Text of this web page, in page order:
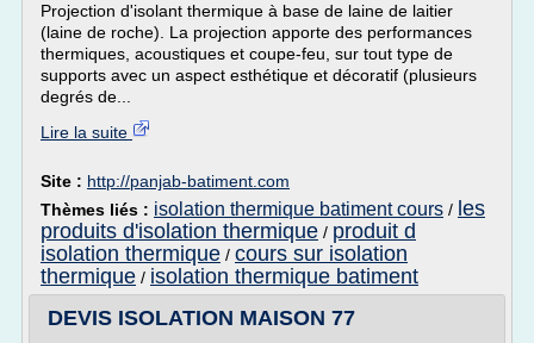
Projection d'isolant thermique à base de laine de laitier
(laine de roche). La projection apporte des performances
thermiques, acoustiques et coupe-feu, sur tout type de
supports avec un aspect esthétique et décoratif (plusieurs
degrés de...
Lire la suite
Site : http://panjab-batiment.com
Thèmes liés : isolation thermique batiment cours / les
produits d'isolation thermique / produit d
isolation thermique / cours sur isolation
thermique / isolation thermique batiment
DEVIS ISOLATION MAISON 77